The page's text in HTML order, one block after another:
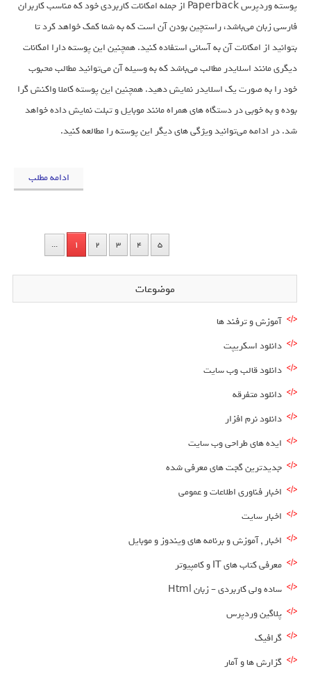
پوسته وردپرس Paperback از جمله امکانات کاربردی خود که مناسب کاربران
فارسی زبان می‌باشد، راستچین بودن آن است که به شما کمک خواهد کرد تا
بتوانید از امکانات آن به آسانی استفاده کنید. همچنین این پوسته دارا امکانات
دیگری مانند اسلایدر مطالب می‌باشد که به وسیله آن می‌توانید مطالب محبوب
خود را به صورت یک اسلایدر نمایش دهید. همچنین این پوسته کاملا واکنش گرا
بوده و به خوبی در دستگاه های همراه مانند موبایل و تبلت نمایش داده خواهد
شد. در ادامه می‌توانید ویژگی های دیگر این پوسته را مطالعه کنید.
ادامه مطلب
1 2 3 4 5
...
موضوعات
آموزش و ترفند ها
دانلود اسکریپت
دانلود قالب وب سایت
دانلود متفرقه
دانلود نرم افزار
ایده های طراحی وب سایت
جدیدترین گجت های معرفی شده
اخبار فناوری اطلاعات و عمومی
اخبار سایت
اخبار , آموزش و برنامه های ویندوز و موبایل
معرفی کتاب های IT و کامپیوتر
ساده ولی کاربردی – زبان Html
پلاگین وردپرس
گرافیک
گزارش ها و آمار